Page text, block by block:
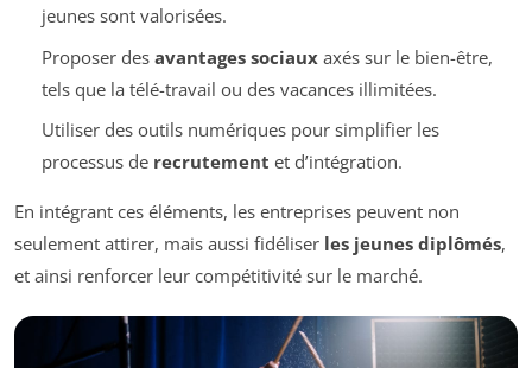
jeunes sont valorisées.
Proposer des avantages sociauxaxés sur le bien-être,
tels que la télé-travail ou des vacances illimitées.
Utiliser des outils numériques pour simplifier les
processus de recrutement et d’intégration.
En intégrant ces éléments, les entreprises peuvent non
seulement attirer, mais aussi fidéliser les jeunes diplômés,
et ainsi renforcer leur compétitivité sur le marché.